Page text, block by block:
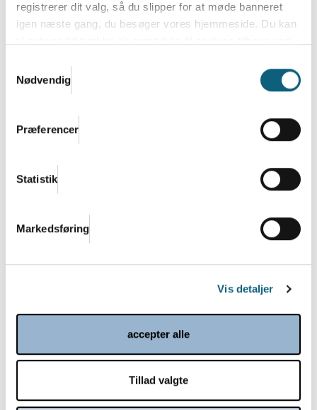
registrerer dit valg, så du slipper for at møde banneret
igen næste gang, du besøger vores hjemmeside. Du kan
Danish.Cares privatlivs- og cookiepolitik
Nødvendig
Præferencer
Statistik
Markedsføring
Vis detaljer
accepter alle
Tillad valgte
Danish.Care og DI: Enormt potentiale i
regeringens satsning på
velfærdsteknologi og hjælpemidler
Den nye regering bestående af Socialdemokratiet,
SF, Moderaterne og Radikale Venstre vil lancere en...